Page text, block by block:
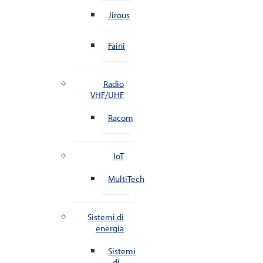
Jirous
Faini
Radio
VHF/UHF
Racom
IoT
MultiTech
Sistemi di
energia
Sistemi